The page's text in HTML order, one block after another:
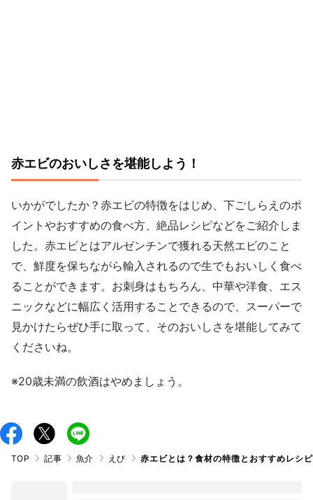
赤エビのおいしさを堪能しよう！
いかがでしたか？赤エビの特徴をはじめ、下ごしらえのポ
イントやおすすめの食べ方、絶品レシピなどをご紹介しま
した。赤エビとはアルゼンチンで獲れる天然エビのこと
で、鮮度を保ちながら輸入されるので生でもおいしく食べ
ることができます。お刺身はもちろん、中華や洋食、エス
ニックなどに幅広く活用することできるので、スーパーで
見かけたらぜひ手に取って、そのおいしさを堪能してみて
くださいね。
※20歳未満の飲酒はやめましょう。
TOP 記事 魚介 えび 赤エビとは？食材の特徴とおすすめレシ